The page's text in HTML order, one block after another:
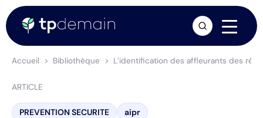
Accueil Bibliothèque L’identification des affleurants des
ARTICLE
PREVENTION SECURITE aipr
arrow_forward